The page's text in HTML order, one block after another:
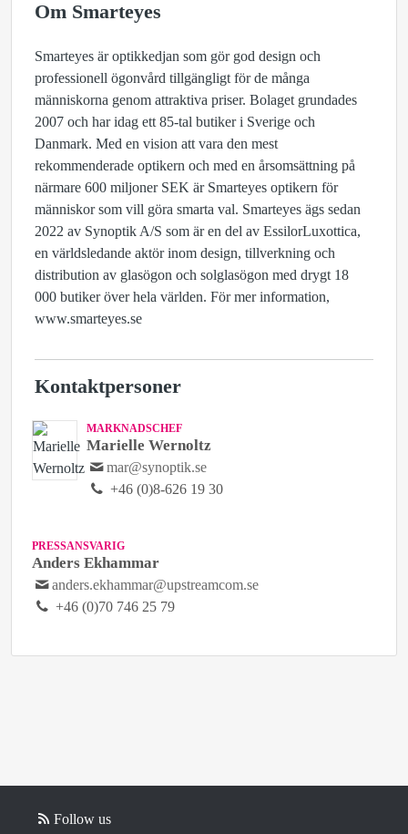
Om Smarteyes
Smarteyes är optikkedjan som gör god design och
professionell ögonvård tillgängligt för de många
människorna genom attraktiva priser. Bolaget grundades
2007 och har idag ett 85-tal butiker i Sverige och
Danmark. Med en vision att vara den mest
rekommenderade optikern och med en årsomsättning på
närmare 600 miljoner SEK är Smarteyes optikern för
människor som vill göra smarta val. Smarteyes ägs sedan
2022 av Synoptik A/S som är en del av EssilorLuxottica,
en världsledande aktör inom design, tillverkning och
distribution av glasögon och solglasögon med drygt 18
000 butiker över hela världen. För mer information,
www.smarteyes.se
Kontaktpersoner
MARKNADSCHEF
Marielle Wernoltz
mar@synoptik.se
+46 (0)8-626 19 30
PRESSANSVARIG
Anders Ekhammar
anders.ekhammar@upstreamcom.se
+46 (0)70 746 25 79
Follow us